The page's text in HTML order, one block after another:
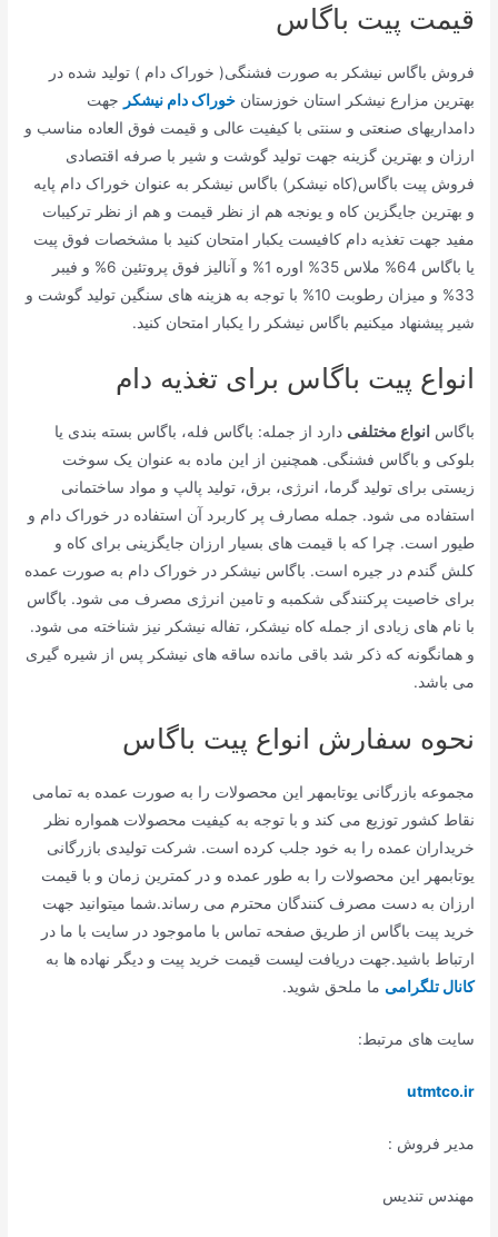
قیمت پیت باگاس
فروش باگاس نیشکر به صورت فشنگی( خوراک دام ) تولید شده در
بهترین مزارع نیشکر استان خوزستانخوراک دام نیشکر جهت
دامداریهای صنعتی و سنتی با کیفیت عالی و قیمت فوق العاده مناسب و
ارزان و بهترین گزینه جهت تولید گوشت و شیر با صرفه اقتصادی
فروش پیت باگاس(کاه نیشکر) باگاس نیشکر به عنوان خوراک دام پایه
و بهترین جایگزین کاه و یونجه هم از نظر قیمت و هم از نظر ترکیبات
مفید جهت تغذیه دام کافیست یکبار امتحان کنید با مشخصات فوق پیت
یا باگاس 64% ملاس 35% اوره 1% و آنالیز فوق پروتئین 6% و فیبر
33% و میزان رطوبت 10% با توجه به هزینه های سنگین تولید گوشت و
شیر پیشنهاد میکنیم باگاس نیشکر را یکبار امتحان کنید.
انواع پیت باگاس برای تغذیه دام
باگاس انواع مختلفی دارد از جمله: باگاس فله، باگاس بسته بندی یا
بلوکی و باگاس فشنگی. همچنین از این ماده به عنوان یک سوخت
زیستی برای تولید گرما، انرژی، برق، تولید پالپ و مواد ساختمانی
استفاده می شود. جمله مصارف پر کاربرد آن استفاده در خوراک دام و
طیور است. چرا که با قیمت های بسیار ارزان جایگزینی برای کاه و
کلش گندم در جیره است. باگاس نیشکر در خوراک دام به صورت عمده
برای خاصیت پرکنندگی شکمبه و تامین انرژی مصرف می شود. باگاس
با نام های زیادی از جمله کاه نیشکر، تفاله نیشکر نیز شناخته می شود.
و همانگونه که ذکر شد باقی مانده ساقه های نیشکر پس از شیره گیری
می باشد.
نحوه سفارش انواع پیت باگاس
مجموعه بازرگانی یوتابمهر این محصولات را به صورت عمده به تمامی
نقاط کشور توزیع می کند و با توجه به کیفیت محصولات همواره نظر
خریداران عمده را به خود جلب کرده است. شرکت تولیدی بازرگانی
یوتابمهر این محصولات را به طور عمده و در کمترین زمان و با قیمت
ارزان به دست مصرف کنندگان محترم می رساند.شما میتوانید جهت
خرید پیت باگاس از طریق صفحه تماس با ماموجود در سایت با ما در
ارتباط باشید.جهت دریافت لیست قیمت خرید پیت و دیگر نهاده ها به
کانال تلگرامی ما ملحق شوید.
سایت های مرتبط:
utmtco.ir
مدیر فروش :
مهندس تندیس